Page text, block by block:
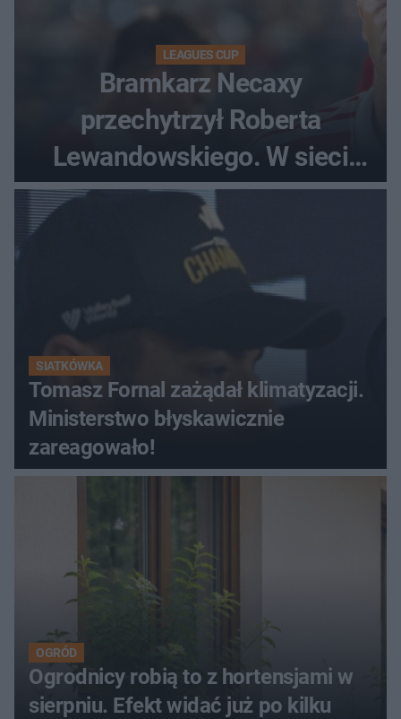
LEAGUES CUP
Bramkarz Necaxy
przechytrzył Roberta
Lewandowskiego. W sieci
krąży wideo z tego pojedynku
SIATKÓWKA
Tomasz Fornal zażądał klimatyzacji.
Ministerstwo błyskawicznie
zareagowało!
OGRÓD
Ogrodnicy robią to z hortensjami w
sierpniu. Efekt widać już po kilku